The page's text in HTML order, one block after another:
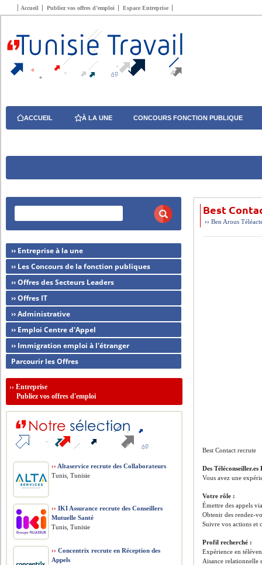
Accueil Publiez vos offres d’emploi Espace Entreprise
ACCUEIL À LA UNE CONCOURS FONCTION PUBLIQUE
Best
››Ben Arous
Best Contact recrute
Des
Vous avez une
Votre rôle :
Émettre des appels
Obtenir des rendez-
Suivre vos actions et
Profil recherché :
Expérience en
Aisance relationnelle
›› Entreprise à la une
›› Les Concours de la fonction publiques
›› Offres des Secteurs Leaders
›› Offres IT
›› Administrative
›› Emploi Centre d'Appel
›› Immigration emploi à l'étranger
Parcourir les Offres
››Entreprise
Publiez vos offres d'emploi
›› Altaservice recrute des Collaborateurs
Tunis, Tunisie
›› IKI Assurance recrute des Conseillers
Mutuelle Santé
Tunis, Tunisie
›› Concentrix recrute en Réception des
Appels